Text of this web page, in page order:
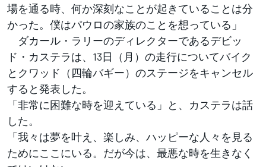
場を通る時、何か深刻なことが起きていることは分
かった。僕はパウロの家族のことを想っている」
ダカール・ラリーのディレクターであるデビッ
ド・カステラは、13日（月）の走行についてバイク
とクワッド（四輪バギー）のステージをキャンセル
すると発表した。
「非常に困難な時を迎えている」と、カステラは話
した。
「我々は夢を叶え、楽しみ、ハッピーな人々を見る
ためにここにいる。だが今は、最悪な時を生きなく